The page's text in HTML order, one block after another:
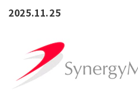
2025.11.25